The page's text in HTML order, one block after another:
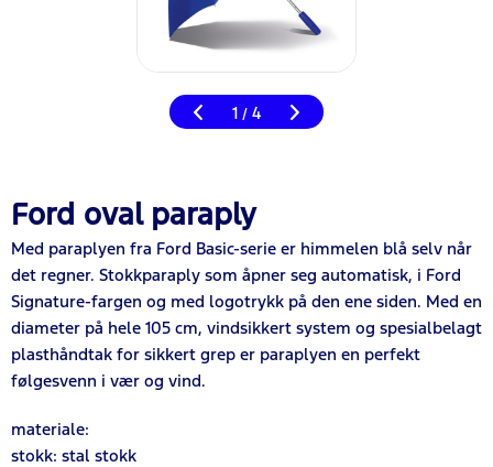
1 / 4
Ford oval paraply
Med paraplyen fra Ford Basic-serie er himmelen blå selv når
det regner. Stokkparaply som åpner seg automatisk, i Ford
Signature-fargen og med logotrykk på den ene siden. Med en
diameter på hele 105 cm, vindsikkert system og spesialbelagt
plasthåndtak for sikkert grep er paraplyen en perfekt
følgesvenn i vær og vind.
materiale:
stokk: stal stokk